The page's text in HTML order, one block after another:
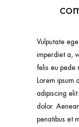
Vulputate
imperdiet a,
felis eu pede
Lorem ipsum
adipiscing
dolor.
penatibus et